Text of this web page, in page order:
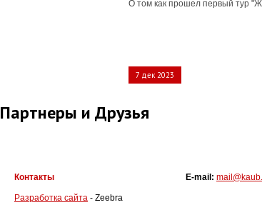
О том как прошел первый тур
7 дек 2023
Партнеры и Друзья
Контакты
Разработка сайта - Zeebra
E-mail: